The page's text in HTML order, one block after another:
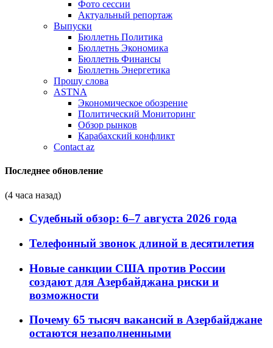
Фото сессии
Актуальный репортаж
Выпуски
Бюллетнь Политика
Бюллетнь Экономика
Бюллетнь Финансы
Бюллетнь Энергетика
Прошу слова
ASTNA
Экономическое обозрение
Политический Мониторинг
Обзор рынков
Карабахский конфликт
Contact az
Последнее обновление
(4 часа назад)
Судебный обзор: 6–7 августа 2026 года
Телефонный звонок длиной в десятилетия
Новые санкции США против России
создают для Азербайджана риски и
возможности
Почему 65 тысяч вакансий в Азербайджане
остаются незаполненными